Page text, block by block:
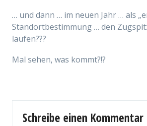
… und dann … im neuen Jahr … als
Standortbestimmung … den
laufen???
Mal sehen, was kommt?!?
Schreibe einen Kommentar